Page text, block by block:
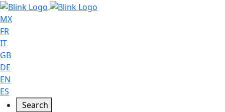
MX
FR
IT
GB
DE
EN
ES
Search